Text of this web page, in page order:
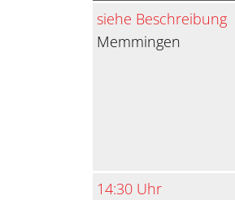
siehe Beschreibung
Memmingen
14:30 Uhr